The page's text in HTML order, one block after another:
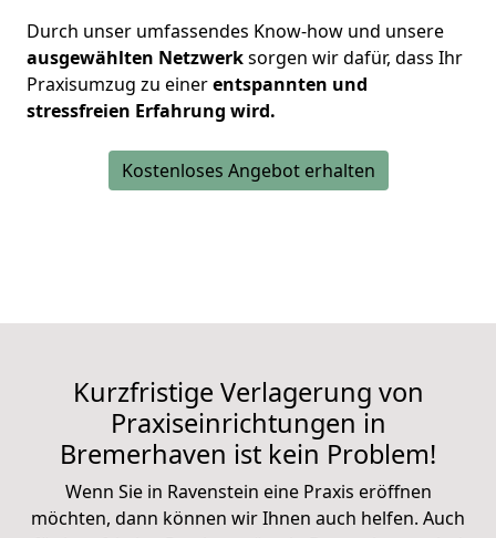
Durch unser umfassendes Know-how und unsere
ausgewählten Netzwerksorgen wir dafür, dass Ihr
Praxisumzug zu einerentspannten und
stressfreien Erfahrung wird.
Kostenloses Angebot erhalten
Kurzfristige Verlagerung von
Praxiseinrichtungen in
Bremerhaven ist kein Problem!
Wenn Sie in Ravenstein eine Praxis eröffnen
möchten, dann können wir Ihnen auch helfen. Auch